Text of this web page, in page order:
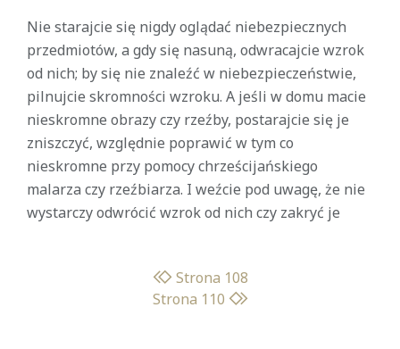
Nie starajcie się nigdy oglądać niebezpiecznych
przedmiotów, a gdy się nasuną, odwracajcie wzrok
od nich; by się nie znaleźć w niebezpieczeństwie,
pilnujcie skromności wzroku. A jeśli w domu macie
nieskromne obrazy czy rzeźby, postarajcie się je
zniszczyć, względnie poprawić w tym co
nieskromne przy pomocy chrześcijańskiego
malarza czy rzeźbiarza. I weźcie pod uwagę, że nie
wystarczy odwrócić wzrok od nich czy zakryć je
Strona 108
Strona 110